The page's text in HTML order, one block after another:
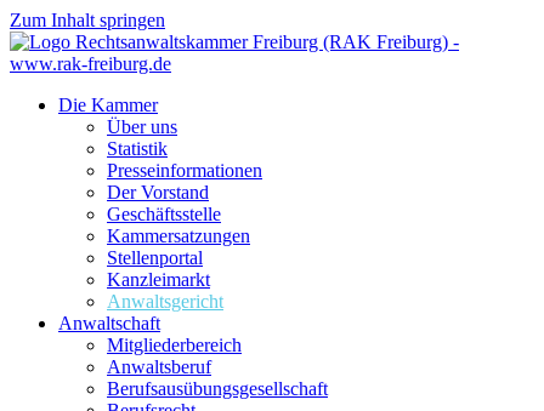
Zum Inhalt springen
Die Kammer
Über uns
Statistik
Presseinformationen
Der Vorstand
Geschäftsstelle
Kammersatzungen
Stellenportal
Kanzleimarkt
Anwaltsgericht
Anwaltschaft
Mitgliederbereich
Anwaltsberuf
Berufsausübungs­gesellschaft